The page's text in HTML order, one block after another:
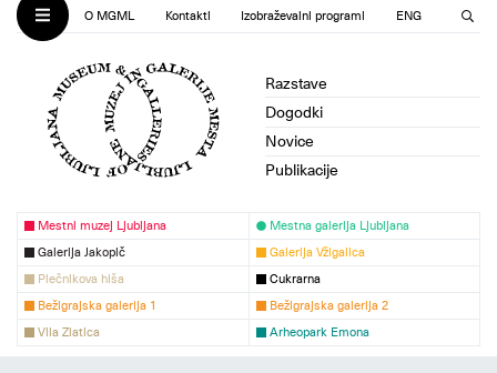
O MGML Kontakti Izobraževalni programi ENG
Razstave
Dogodki
Novice
Publikacije
Mestni muzej Ljubljana
Mestna galerija Ljubljana
Galerija Jakopič
Galerija Vžigalica
Plečnikova hiša
Cukrarna
Bežigrajska galerija 1
Bežigrajska galerija 2
Vila Zlatica
Arheopark Emona